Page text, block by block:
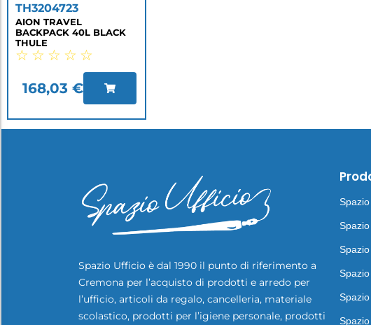
TH3204723
AION TRAVEL
BACKPACK 40L BLACK
THULE
☆ ☆ ☆ ☆ ☆
168,03 €
Spazio Ufficio è dal 1990 il punto di riferimento a
Cremona per l’acquisto di prodotti e arredo per
l’ufficio, articoli da regalo, cancelleria, materiale
scolastico, prodotti per l’igiene personale, prodotti